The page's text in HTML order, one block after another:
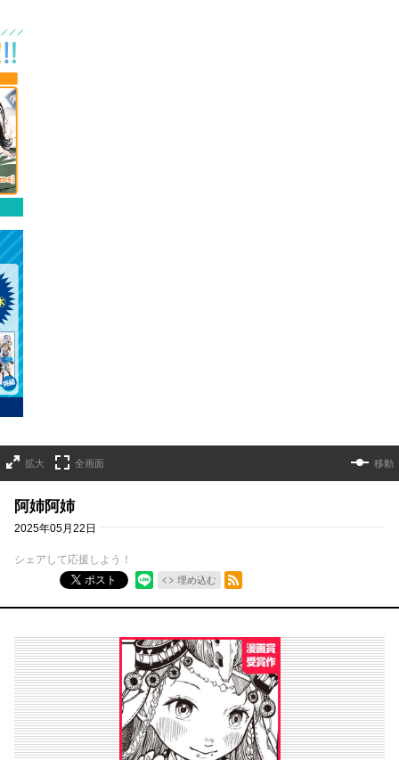
拡大 全画面 移動
阿姉阿姉
2025年05月22日
シェアして応援しよう！
ポスト
埋め込む
RSSフィード